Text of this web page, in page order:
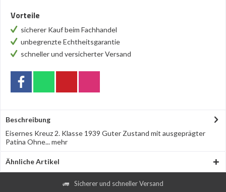
Vorteile
sicherer Kauf beim Fachhandel
unbegrenzte Echtheitsgarantie
schneller und versicherter Versand
Beschreibung
Eisernes Kreuz 2. Klasse 1939 Guter Zustand mit ausgeprägter
Patina Ohne...mehr
Ähnliche Artikel
Sicherer und schneller Versand